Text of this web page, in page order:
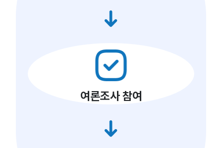
여론조사 참여